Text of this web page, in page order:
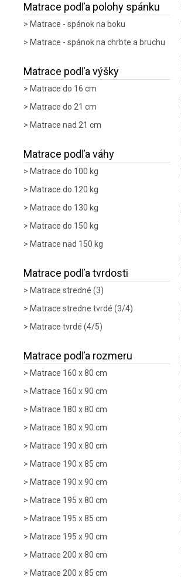
Matrace podľa polohy spánku
Matrace - spánok na boku
Matrace - spánok na chrbte a bruchu
Matrace podľa výšky
Matrace do 16 cm
Matrace do 21 cm
Matrace nad 21 cm
Matrace podľa váhy
Matrace do 100 kg
Matrace do 120 kg
Matrace do 130 kg
Matrace do 150 kg
Matrace nad 150 kg
Matrace podľa tvrdosti
Matrace stredné (3)
Matrace stredne tvrdé (3/4)
Matrace tvrdé (4/5)
Matrace podľa rozmeru
Matrace 160 x 80 cm
Matrace 160 x 90 cm
Matrace 180 x 80 cm
Matrace 180 x 90 cm
Matrace 190 x 80 cm
Matrace 190 x 85 cm
Matrace 190 x 90 cm
Matrace 195 x 80 cm
Matrace 195 x 85 cm
Matrace 195 x 90 cm
Matrace 200 x 80 cm
Matrace 200 x 85 cm